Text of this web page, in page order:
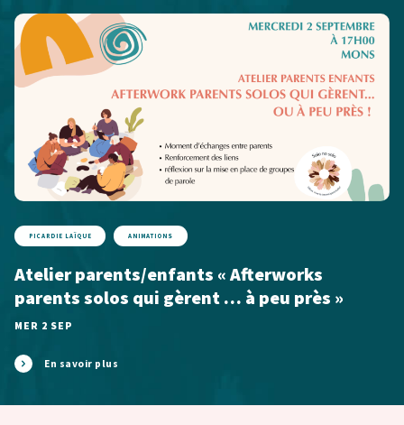
PICARDIE LAÏQUE ANIMATIONS
Atelier parents/enfants « Afterworks
parents solos qui gèrent … à peu près »
MER 2 SEP
En savoir plus